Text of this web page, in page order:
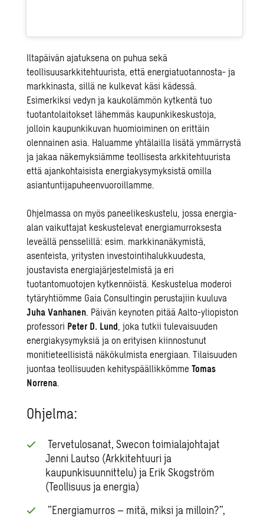
Iltapäivän ajatuksena on puhua sekä
teollisuusarkkitehtuurista, että energiatuotannosta- ja
markkinasta, sillä ne kulkevat käsi kädessä.
Esimerkiksi vedyn ja kaukolämmön kytkentä tuo
tuotantolaitokset lähemmäs kaupunkikeskustoja,
jolloin kaupunkikuvan huomioiminen on erittäin
olennainen asia. Haluamme yhtälailla lisätä ymmärrystä
ja jakaa näkemyksiämme teollisesta arkkitehtuurista
että ajankohtaisista energiakysymyksistä omilla
asiantuntijapuheenvuoroillamme.
Ohjelmassa on myös paneelikeskustelu, jossa energia-
alan vaikuttajat keskustelevat energiamurroksesta
leveällä pensselillä: esim. markkinanäkymistä,
asenteista, yritysten investointihalukkuudesta,
joustavista energiajärjestelmistä ja eri
tuotantomuotojen kytkennöistä. Keskustelua moderoi
tytäryhtiömme Gaia Consultingin perustajiin kuuluva
Juha Vanhanen. Päivän keynoten pitää Aalto-yliopiston
professori Peter D. Lund, joka tutkii tulevaisuuden
energiakysymyksiä ja on erityisen kiinnostunut
monitieteellisistä näkökulmista energiaan. Tilaisuuden
juontaa teollisuuden kehityspäällikkömmeTomas
Norrena.
Ohjelma:
Tervetulosanat, Swecon toimialajohtajat
Jenni Lautso (Arkkitehtuuri ja
kaupunkisuunnittelu) ja Erik Skogström
(Teollisuus ja energia)
”Energiamurros – mitä, miksi ja milloin?”,